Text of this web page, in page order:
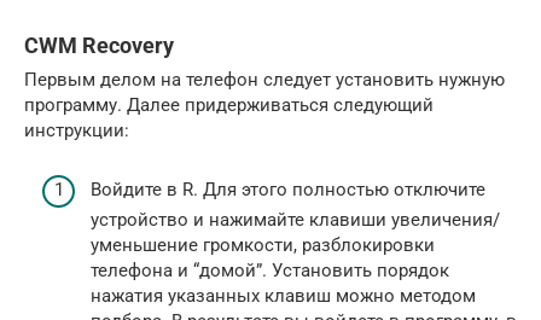
CWM Recovery
Первым делом на телефон следует установить нужную
программу. Далее придерживаться следующий
инструкции:
Войдите в R. Для этого полностью отключите
устройство и нажимайте клавиши увеличения/
уменьшение громкости, разблокировки
телефона и “домой”. Установить порядок
нажатия указанных клавиш можно методом